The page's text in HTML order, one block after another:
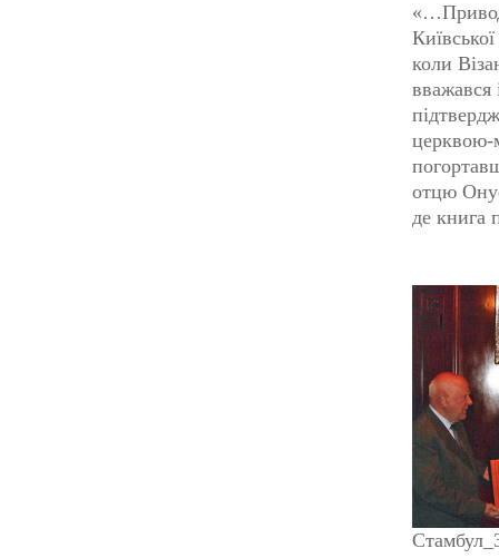
коли
вважався
церквою-
отцю
де книга